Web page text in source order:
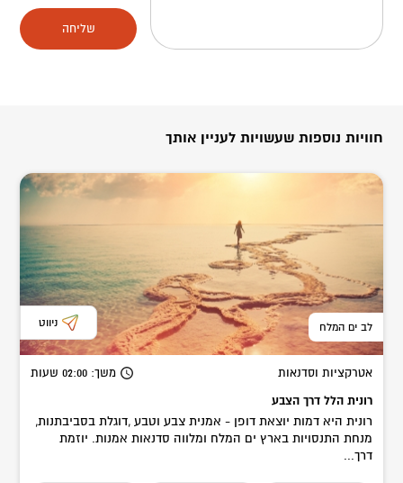
שליחה
חוויות נוספות שעשויות לעניין אותך
לב ים המלח ניווט
אטרקציות וסדנאות משך: 02:00 שעות
רונית הלל דרך הצבע
רונית היא דמות יוצאת דופן - אמנית צבע וטבע ,דוגלת בסביבתנות,
מנחת התנסויות בארץ ים המלח ומלווה סדנאות אמנות. יוזמת
דרך...